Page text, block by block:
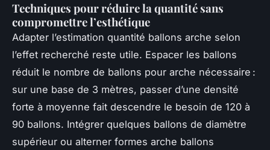
Techniques pour réduire la quantité sans
compromettre l’esthétique
Adapter l’estimation quantité ballons arche selon
l’effet recherché reste utile. Espacer les ballons
réduit le nombre de ballons pour arche nécessaire :
sur une base de 3 mètres, passer d’une densité
forte à moyenne fait descendre le besoin de 120 à
90 ballons. Intégrer quelques ballons de diamètre
supérieur ou alterner formes arche ballons